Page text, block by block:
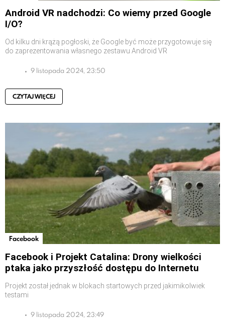
Android VR nadchodzi: Co wiemy przed Google
I/O?
Od kilku dni krążą pogłoski, że Google być może przygotowuje się
do zaprezentowania własnego zestawu Android VR
9 listopada 2024, 23:50
CZYTAJ WIĘCEJ
Facebook
Facebook i Projekt Catalina: Drony wielkości
ptaka jako przyszłość dostępu do Internetu
Projekt został jednak w blokach startowych przed jakimikolwiek
testami
9 listopada 2024, 23:49